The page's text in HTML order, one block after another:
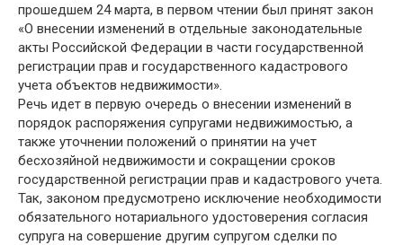
прошедшем 24 марта, в первом чтении был принят закон
«О внесении изменений в отдельные законодательные
акты Российской Федерации в части государственной
регистрации прав и государственного кадастрового
учета объектов недвижимости».
Речь идет в первую очередь о внесении изменений в
порядок распоряжения супругами недвижимостью, а
также уточнении положений о принятии на учет
бесхозяйной недвижимости и сокращении сроков
государственной регистрации прав и кадастрового учета.
Так, законом предусмотрено исключение необходимости
обязательного нотариального удостоверения согласия
супруга на совершение другим супругом сделки по